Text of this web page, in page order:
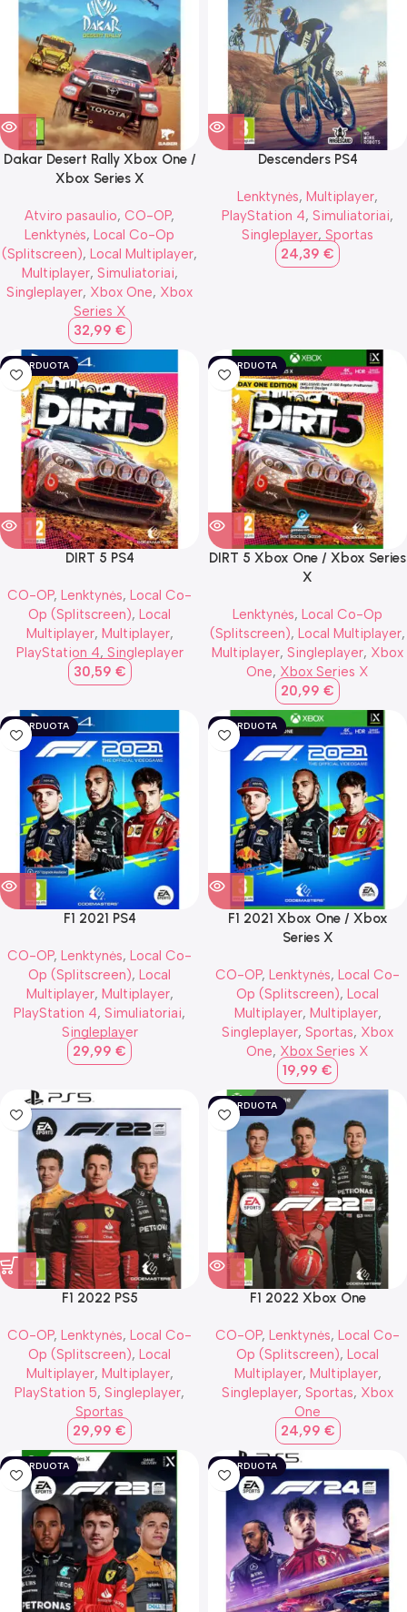
Dakar Desert Rally Xbox One /
Xbox Series X
Atviro pasaulio, CO-OP,
Lenktynės, Local Co-Op
(Splitscreen), Local Multiplayer,
Multiplayer, Simuliatoriai,
Singleplayer, Xbox One, Xbox
Series X
32,99 €
Descenders PS4
Lenktynės, Multiplayer,
PlayStation 4, Simuliatoriai,
Singleplayer, Sportas
24,39 €
IŠPARDUOTA
DIRT 5 PS4
CO-OP, Lenktynės, Local Co-
Op (Splitscreen), Local
Multiplayer, Multiplayer,
PlayStation 4, Singleplayer
30,59 €
IŠPARDUOTA
DIRT 5 Xbox One / Xbox Series
X
Lenktynės, Local Co-Op
(Splitscreen), Local Multiplayer,
Multiplayer, Singleplayer, Xbox
One, Xbox Series X
20,99 €
IŠPARDUOTA
F1 2021 PS4
CO-OP, Lenktynės, Local Co-
Op (Splitscreen), Local
Multiplayer, Multiplayer,
PlayStation 4, Simuliatoriai,
Singleplayer
29,99 €
IŠPARDUOTA
F1 2021 Xbox One / Xbox
Series X
CO-OP, Lenktynės, Local Co-
Op (Splitscreen), Local
Multiplayer, Multiplayer,
Singleplayer, Sportas, Xbox
One, Xbox Series X
19,99 €
F1 2022 PS5
CO-OP, Lenktynės, Local Co-
Op (Splitscreen), Local
Multiplayer, Multiplayer,
PlayStation 5, Singleplayer,
Sportas
29,99 €
IŠPARDUOTA
F1 2022 Xbox One
CO-OP, Lenktynės, Local Co-
Op (Splitscreen), Local
Multiplayer, Multiplayer,
Singleplayer, Sportas, Xbox
One
24,99 €
IŠPARDUOTA IŠPARDUOTA